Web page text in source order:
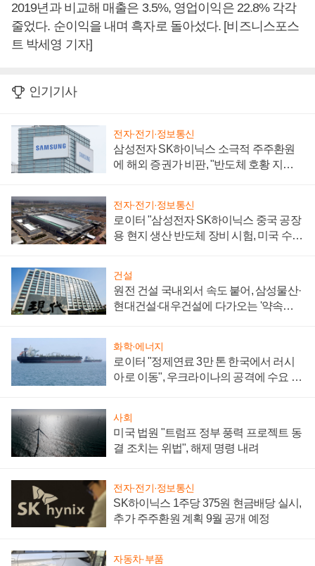
2019년과 비교해 매출은 3.5%, 영업이익은 22.8% 각각
줄었다. 순이익을 내며 흑자로 돌아섰다. [비즈니스포스
트 박세영 기자]
인기기사
전자·전기·정보통신
삼성전자 SK하이닉스 소극적 주주환원
에 해외 증권가 비판, "반도체 호황 지속
전자·전기·정보통신
로이터 "삼성전자 SK하이닉스 중국 공장
용 현지 생산 반도체 장비 시험, 미국 수출
건설
원전 건설 국내외서 속도 붙어, 삼성물산·
현대건설·대우건설에 다가오는 '약속의
화학·에너지
로이터 "정제연료 3만 톤 한국에서 러시
아로 이동", 우크라이나의 공격에 수요 늘
사회
미국 법원 "트럼프 정부 풍력 프로젝트 동
결 조치는 위법", 해제 명령 내려
전자·전기·정보통신
SK하이닉스 1주당 375원 현금배당 실시,
추가 주주환원 계획 9월 공개 예정
자동차·부품